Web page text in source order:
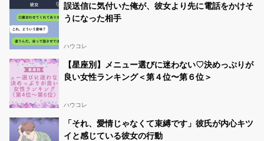
誤送信に気付いた俺が、彼女より先に電話をかけそ
うになった相手
ハウコレ
【星座別】メニュー選びに迷わない♡決めっぷりが
良い女性ランキング＜第４位〜第６位＞
ハウコレ
「それ、愛情じゃなくて束縛です」彼氏が内心キツ
イと感じている彼女の行動